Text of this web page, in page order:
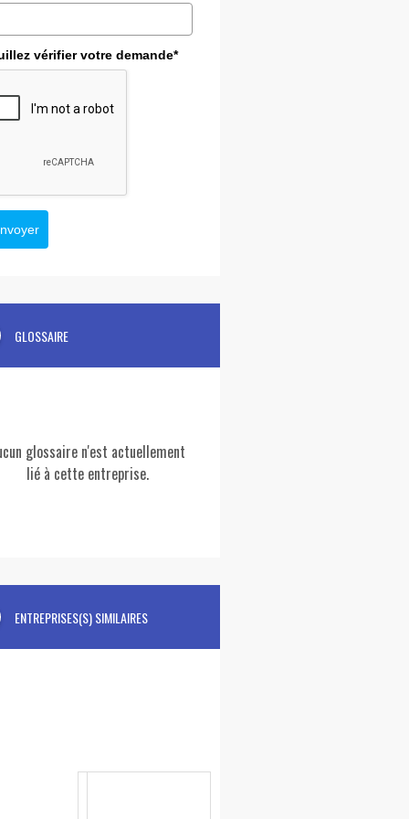
vérifier votre demande*
GLOSSAIRE
glossaire n'est actuellement
lié à cette entreprise.
ENTREPRISES(S) SIMILAIRES